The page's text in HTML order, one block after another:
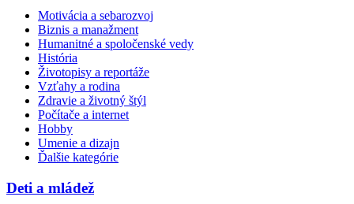
Motivácia a sebarozvoj
Biznis a manažment
Humanitné a spoločenské vedy
História
Životopisy a reportáže
Vzťahy a rodina
Zdravie a životný štýl
Počítače a internet
Hobby
Umenie a dizajn
Ďalšie kategórie
Deti a mládež